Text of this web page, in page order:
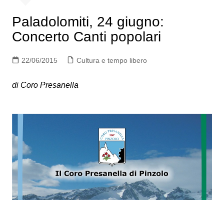
Paladolomiti, 24 giugno:
Concerto Canti popolari
22/06/2015 Cultura e tempo libero
di Coro Presanella